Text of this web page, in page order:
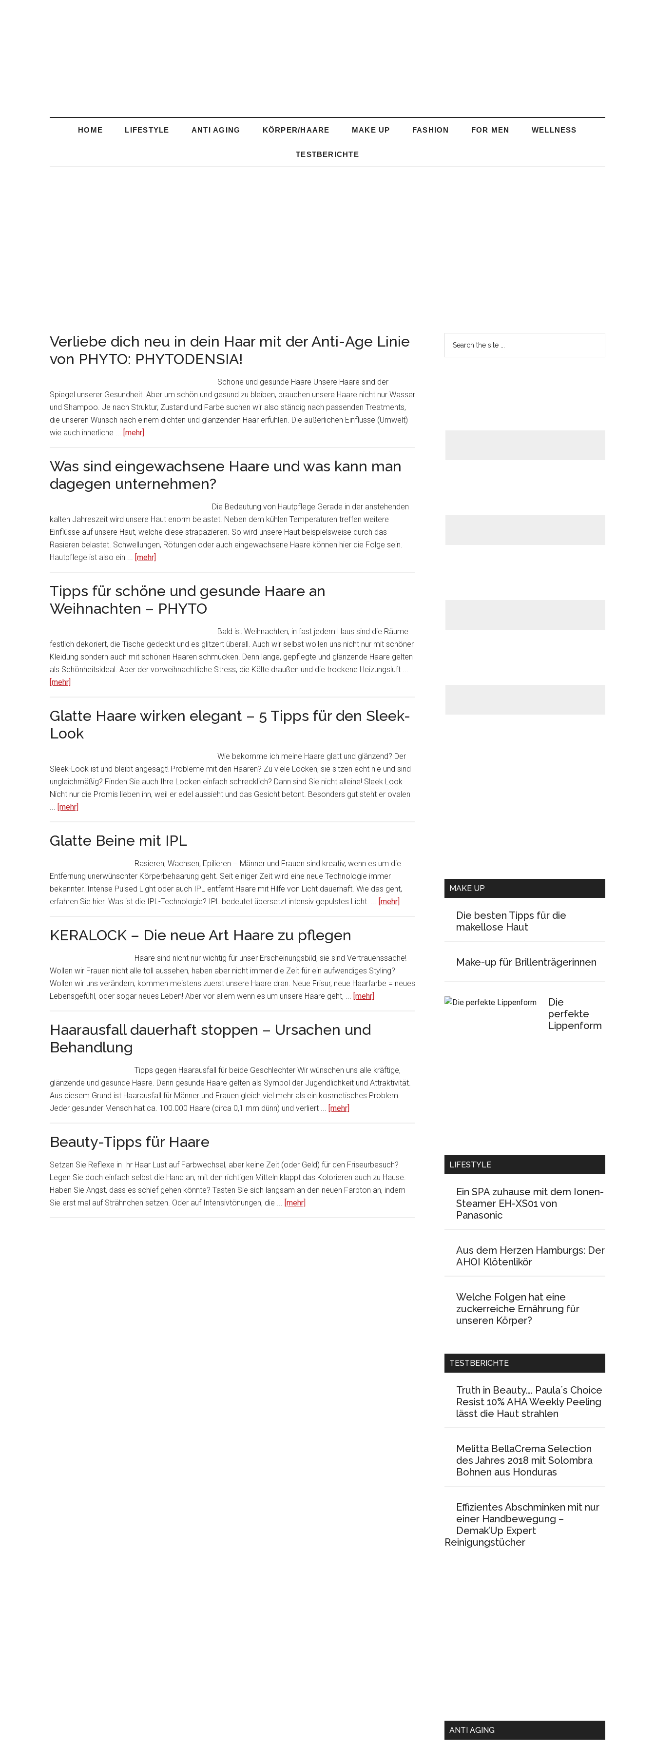
HOME LIFESTYLE ANTI AGING KÖRPER/HAARE MAKE UP FASHION FOR MEN WELLNESS
TESTBERICHTE
Verliebe dich neu in dein Haar mit der Anti-Age Linie
von PHYTO: PHYTODENSIA!
Schöne und gesunde Haare Unsere Haare sind der
Spiegel unserer Gesundheit. Aber um schön und gesund zu bleiben, brauchen unsere Haare nicht nur Wasser
und Shampoo. Je nach Struktur, Zustand und Farbe suchen wir also ständig nach passenden Treatments,
die unseren Wunsch nach einem dichten und glänzenden Haar erfühlen. Die äußerlichen Einflüsse (Umwelt)
wie auch innerliche ... [mehr]
Was sind eingewachsene Haare und was kann man
dagegen unternehmen?
Die Bedeutung von Hautpflege Gerade in der anstehenden
kalten Jahreszeit wird unsere Haut enorm belastet. Neben dem kühlen Temperaturen treffen weitere
Einflüsse auf unsere Haut, welche diese strapazieren. So wird unsere Haut beispielsweise durch das
Rasieren belastet. Schwellungen, Rötungen oder auch eingewachsene Haare können hier die Folge sein.
Hautpflege ist also ein ... [mehr]
Tipps für schöne und gesunde Haare an
Weihnachten – PHYTO
Bald ist Weihnachten, in fast jedem Haus sind die Räume
festlich dekoriert, die Tische gedeckt und es glitzert überall. Auch wir selbst wollen uns nicht nur mit schöner
Kleidung sondern auch mit schönen Haaren schmücken. Denn lange, gepflegte und glänzende Haare gelten
als Schönheitsideal. Aber der vorweihnachtliche Stress, die Kälte draußen und die trockene Heizungsluft ...
[mehr]
Glatte Haare wirken elegant – 5 Tipps für den Sleek-
Look
Wie bekomme ich meine Haare glatt und glänzend? Der
Sleek-Look ist und bleibt angesagt! Probleme mit den Haaren? Zu viele Locken, sie sitzen echt nie und sind
ungleichmäßig? Finden Sie auch Ihre Locken einfach schrecklich? Dann sind Sie nicht alleine! Sleek Look
Nicht nur die Promis lieben ihn, weil er edel aussieht und das Gesicht betont. Besonders gut steht er ovalen
... [mehr]
Glatte Beine mit IPL
Rasieren, Wachsen, Epilieren – Männer und Frauen sind kreativ, wenn es um die
Entfernung unerwünschter Körperbehaarung geht. Seit einiger Zeit wird eine neue Technologie immer
bekannter. Intense Pulsed Light oder auch IPL entfernt Haare mit Hilfe von Licht dauerhaft. Wie das geht,
erfahren Sie hier. Was ist die IPL-Technologie? IPL bedeutet übersetzt intensiv gepulstes Licht. ... [mehr]
KERALOCK – Die neue Art Haare zu pflegen
Haare sind nicht nur wichtig für unser Erscheinungsbild, sie sind Vertrauenssache!
Wollen wir Frauen nicht alle toll aussehen, haben aber nicht immer die Zeit für ein aufwendiges Styling?
Wollen wir uns verändern, kommen meistens zuerst unsere Haare dran. Neue Frisur, neue Haarfarbe = neues
Lebensgefühl, oder sogar neues Leben! Aber vor allem wenn es um unsere Haare geht, ... [mehr]
Haarausfall dauerhaft stoppen – Ursachen und
Behandlung
Tipps gegen Haarausfall für beide Geschlechter Wir wünschen uns alle kräftige,
glänzende und gesunde Haare. Denn gesunde Haare gelten als Symbol der Jugendlichkeit und Attraktivität.
Aus diesem Grund ist Haarausfall für Männer und Frauen gleich viel mehr als ein kosmetisches Problem.
Jeder gesunder Mensch hat ca. 100.000 Haare (circa 0,1 mm dünn) und verliert ... [mehr]
Beauty-Tipps für Haare
Setzen Sie Reflexe in Ihr Haar Lust auf Farbwechsel, aber keine Zeit (oder Geld) für den Friseurbesuch?
Legen Sie doch einfach selbst die Hand an, mit den richtigen Mitteln klappt das Kolorieren auch zu Hause.
Haben Sie Angst, dass es schief gehen könnte? Tasten Sie sich langsam an den neuen Farbton an, indem
Sie erst mal auf Strähnchen setzen. Oder auf Intensivtönungen, die ... [mehr]
MAKE UP
Die besten Tipps für die
makellose Haut
Make-up für Brillenträgerinnen
Die
perfekte
Lippenform
LIFESTYLE
Ein SPA zuhause mit dem Ionen-
Steamer EH-XS01 von
Panasonic
Aus dem Herzen Hamburgs: Der
AHOI Klötenlikör
Welche Folgen hat eine
zuckerreiche Ernährung für
unseren Körper?
TESTBERICHTE
Truth in Beauty…. Paula´s Choice
Resist 10% AHA Weekly Peeling
lässt die Haut strahlen
Melitta BellaCrema Selection
des Jahres 2018 mit Solombra
Bohnen aus Honduras
Effizientes Abschminken mit nur
einer Handbewegung –
Demak’Up Expert
Reinigungstücher
ANTI AGING